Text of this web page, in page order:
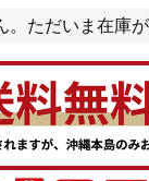
。ただいま在庫が